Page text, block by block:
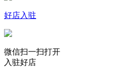
好店入驻
微信扫一扫打开
入驻好店